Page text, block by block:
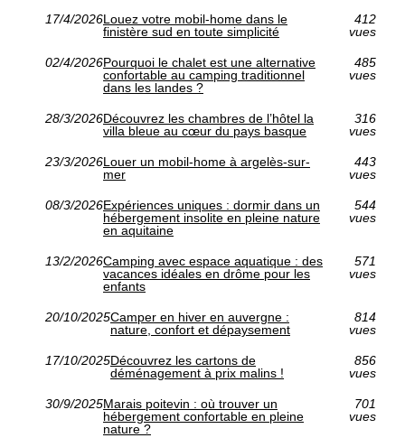
17/4/2026Louez votre mobil-home dans le
finistère sud en toute simplicité
412
vues
02/4/2026Pourquoi le chalet est une alternative
confortable au camping traditionnel
dans les landes ?
485
vues
28/3/2026Découvrez les chambres de l’hôtel la
villa bleue au cœur du pays basque
316
vues
23/3/2026Louer un mobil-home à argelès-sur-
mer
443
vues
08/3/2026Expériences uniques : dormir dans un
hébergement insolite en pleine nature
en aquitaine
544
vues
13/2/2026Camping avec espace aquatique : des
vacances idéales en drôme pour les
enfants
571
vues
20/10/2025Camper en hiver en auvergne :
nature, confort et dépaysement
814
vues
17/10/2025Découvrez les cartons de
déménagement à prix malins !
856
vues
30/9/2025Marais poitevin : où trouver un
hébergement confortable en pleine
nature ?
701
vues